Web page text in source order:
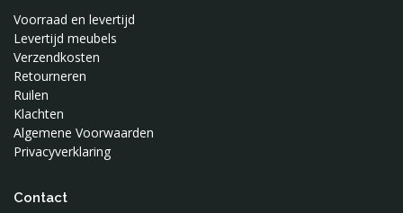
OYOY
Petit Monkey
Present Time
Roomblush
Sebra
Sonnenstrasse 11
Voorraad en levertijd
Levertijd meubels
Verzendkosten
Retourneren
Ruilen
Klachten
Algemene Voorwaarden
Privacyverklaring
Contact